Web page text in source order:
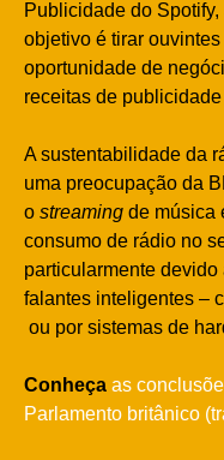
Publicidade do
objetivo é tirar
oportunidade de
receitas de
A sustentabilidade da
uma preocupação da
o streaming de música
consumo de rádio no
particularmente
falantes inteligentes –
ou por sistemas de
Conheça as
Parlamento britânico